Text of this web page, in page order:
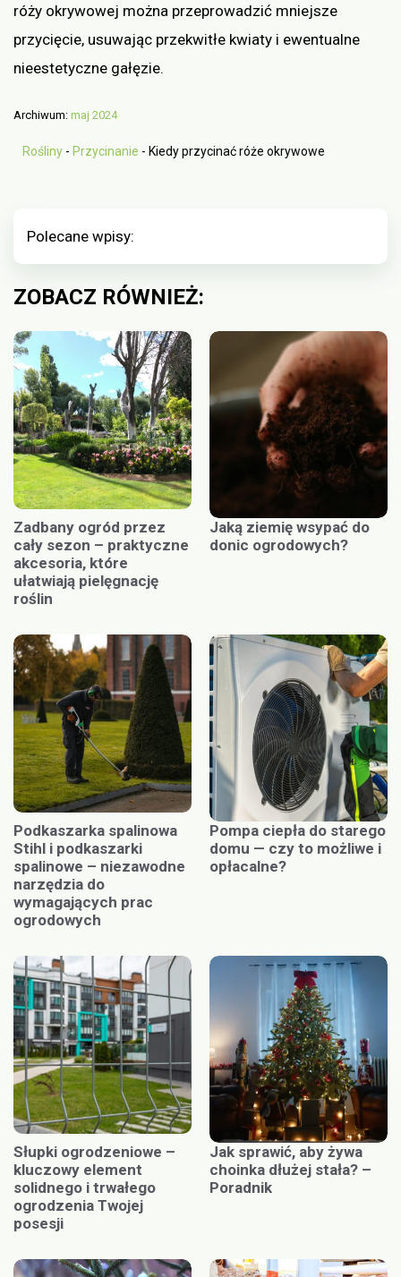
róży okrywowej można przeprowadzić mniejsze
przycięcie, usuwając przekwitłe kwiaty i ewentualne
nieestetyczne gałęzie.
Archiwum: maj 2024
Rośliny - Przycinanie - Kiedy przycinać róże okrywowe
Polecane wpisy:
ZOBACZ RÓWNIEŻ:
Zadbany ogród przez
cały sezon – praktyczne
akcesoria, które
ułatwiają pielęgnację
roślin
Jaką ziemię wsypać do
donic ogrodowych?
Podkaszarka spalinowa
Stihl i podkaszarki
spalinowe – niezawodne
narzędzia do
wymagających prac
ogrodowych
Pompa ciepła do starego
domu — czy to możliwe i
opłacalne?
Słupki ogrodzeniowe –
kluczowy element
solidnego i trwałego
ogrodzenia Twojej
posesji
Jak sprawić, aby żywa
choinka dłużej stała? –
Poradnik